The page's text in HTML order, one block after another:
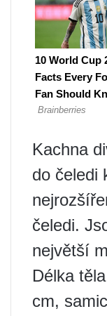
Kachna
do čeledi
čeledi.
největší
Délka
cm,